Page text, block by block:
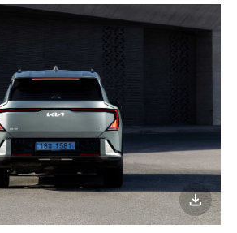
이미지
다운로드